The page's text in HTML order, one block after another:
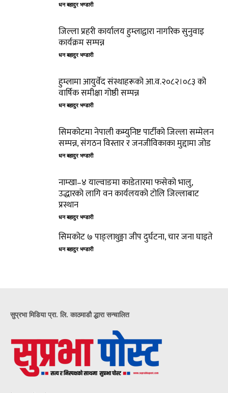
धन बहादुर भण्डारी
जिल्ला प्रहरी कार्यालय हुम्लाद्वारा नागरिक सुनुवाइ
कार्यक्रम सम्पन्न
धन बहादुर भण्डारी
हुम्लामा आयुर्वेद संस्थाहरूको आ.व.२०८२।०८३ को
वार्षिक समीक्षा गोष्ठी सम्पन्न
धन बहादुर भण्डारी
सिमकोटमा नेपाली कम्युनिष्ट पार्टीको जिल्ला सम्मेलन
सम्पन्न, संगठन विस्तार र जनजीविकाका मुद्दामा जोड
धन बहादुर भण्डारी
नाम्खा–४ याल्वाङमा काडेतारमा फसेको भालु,
उद्धारको लागि वन कार्यलयको टोलि जिल्लाबाट
प्रस्थान
धन बहादुर भण्डारी
सिमकोट ७ पाङ्लाथुङ्मा जीप दुर्घटना, चार जना घाइते
धन बहादुर भण्डारी
सुप्रभा मिडिया प्रा. लि. काठमाडौ द्धारा सन्चालित